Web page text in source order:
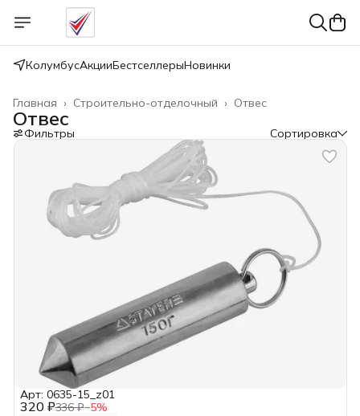
КолумбусАкцииБестселлерыНовинки
Отвес
Строительно-отделочный ›
Главная ›
Отвес
Фильтры Сортировка
320 ₽336 ₽−5%
Арт: 0635-15_z01